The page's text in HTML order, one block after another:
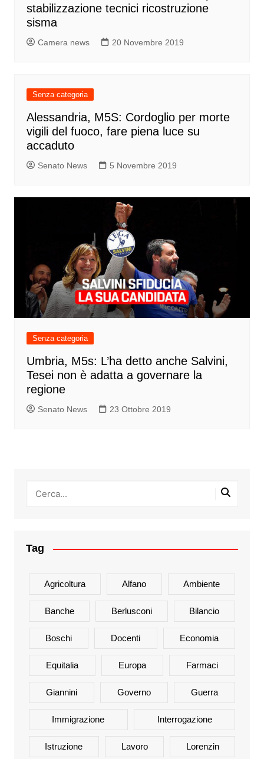
stabilizzazione tecnici ricostruzione
sisma
Camera news 20 Novembre 2019
Senza categoria
Alessandria, M5S: Cordoglio per morte
vigili del fuoco, fare piena luce su
accaduto
Senato News 5 Novembre 2019
Senza categoria
Umbria, M5s: L’ha detto anche Salvini,
Tesei non è adatta a governare la
regione
Senato News 23 Ottobre 2019
Tag
Agricoltura Alfano Ambiente
Banche Berlusconi Bilancio
Boschi Docenti Economia
Equitalia Europa Farmaci
Giannini Governo Guerra
Immigrazione Interrogazione
Istruzione Lavoro Lorenzin